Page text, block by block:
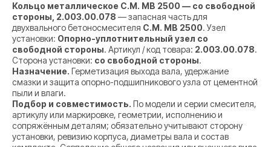
Кольцо металлическое C.M. MB 2500 — со свободной
стороны, 2.003.00.078 — запасная часть для
двухвального бетоносмесителя C.M. MB 2500. Узел
установки: Опорно-уплотнительный узел со
свободной стороны. Артикул / код товара: 2.003.00.078.
Сторона установки: со свободной стороны.
Назначение. Герметизация выхода вала, удержание
смазки и защита опорно-подшипникового узла от цементной
пыли и влаги.
Подбор и совместимость. По модели и серии смесителя,
артикулу или маркировке, геометрии, исполнению и
сопряжённым деталям; обязательно учитывают сторону
установки, ревизию корпуса, диаметры вала и состав